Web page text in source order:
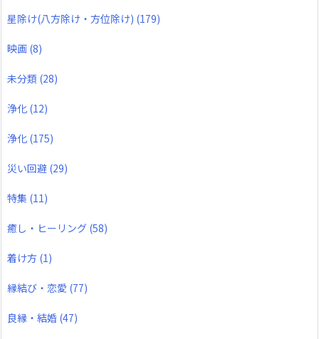
星除け(八方除け・方位除け) (179)
映画 (8)
未分類 (28)
浄化 (12)
浄化 (175)
災い回避 (29)
特集 (11)
癒し・ヒーリング (58)
着け方 (1)
縁結び・恋愛 (77)
良縁・結婚 (47)